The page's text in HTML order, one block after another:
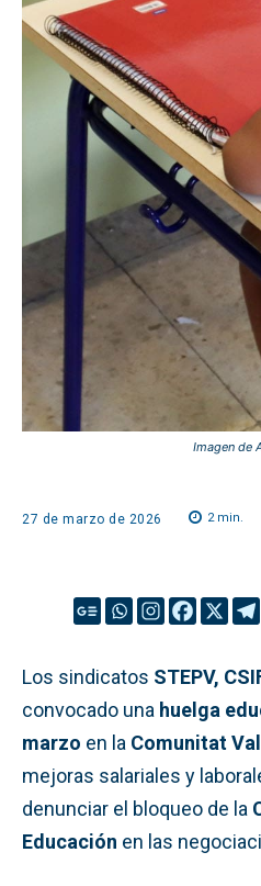
Imagen de
27 de marzo de 2026 2min.
Los sindicatos STEPV,
convocado una huelga
marzo en la Comunitat
mejoras salariales y
denunciar el bloqueo de la
Educación en las